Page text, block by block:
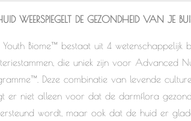
WEERSPIEGELT DE GEZONDHEID VAN JE
Youth Biome™ bestaat uit 4 wetenschappelijk
die uniek zijn voor Advanced
Deze combinatie van levende
er niet alleen voor dat de darmflora
wordt, maar ook dat de huid er